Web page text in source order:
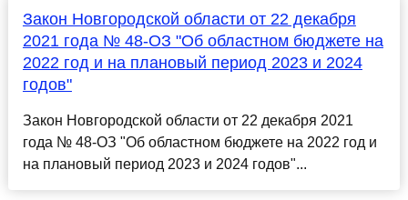
Закон Новгородской области от 22 декабря
2021 года № 48-ОЗ "Об областном бюджете на
2022 год и на плановый период 2023 и 2024
годов"
Закон Новгородской области от 22 декабря 2021
года № 48-ОЗ "Об областном бюджете на 2022 год и
на плановый период 2023 и 2024 годов"...